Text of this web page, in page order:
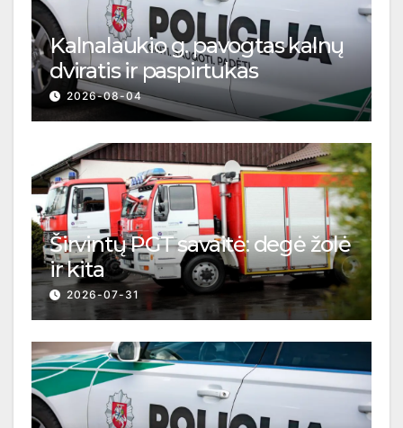
Kalnalaukio g. pavogtas kalnų
dviratis ir paspirtukas
2026-08-04
Širvintų PGT savaitė: degė žolė
ir kita
2026-07-31